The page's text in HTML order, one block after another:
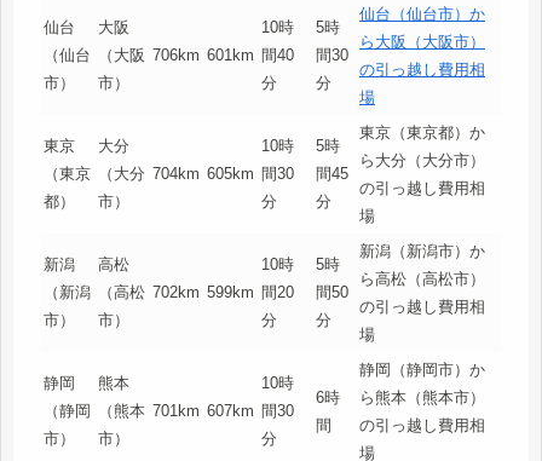
仙台
（仙台
市）
大阪
（大阪
市）
706km 601km
10時
間40
分
5時
間30
分
仙台（仙台市）か
ら大阪（大阪市）
の引っ越し費用相
場
東京
（東京
都）
大分
（大分
市）
704km 605km
10時
間30
分
5時
間45
分
東京（東京都）か
ら大分（大分市）
の引っ越し費用相
場
新潟
（新潟
市）
高松
（高松
市）
702km 599km
10時
間20
分
5時
間50
分
新潟（新潟市）か
ら高松（高松市）
の引っ越し費用相
場
静岡
（静岡
市）
熊本
（熊本
市）
701km 607km
10時
間30
分
6時
間
静岡（静岡市）か
ら熊本（熊本市）
の引っ越し費用相
場